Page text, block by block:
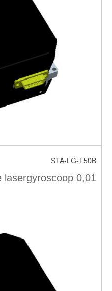
STA-LG-T50B
lasergyroscoop 0,01